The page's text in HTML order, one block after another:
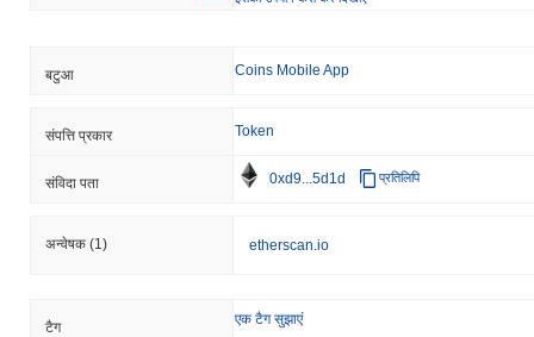
बटुआ Coins Mobile App
संपत्ति प्रकार Token
संविदा पता 0xd9...5d1d प्रतिलिपि
अन्वेषक (1) etherscan.io
टैग एक टैग सुझाएं